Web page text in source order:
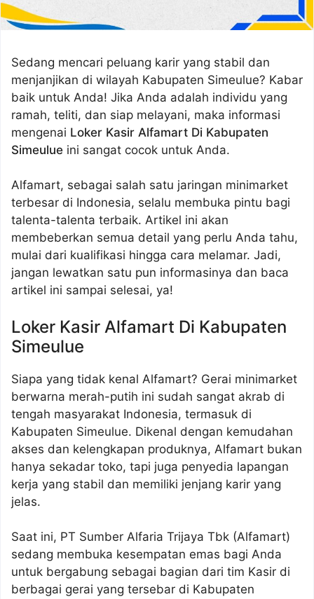
Sedang mencari peluang karir yang stabil dan
menjanjikan di wilayah Kabupaten Simeulue? Kabar
baik untuk Anda! Jika Anda adalah individu yang
ramah, teliti, dan siap melayani, maka informasi
mengenai Loker Kasir Alfamart Di Kabupaten
Simeulue ini sangat cocok untuk Anda.
Alfamart, sebagai salah satu jaringan minimarket
terbesar di Indonesia, selalu membuka pintu bagi
talenta-talenta terbaik. Artikel ini akan
membeberkan semua detail yang perlu Anda tahu,
mulai dari kualifikasi hingga cara melamar. Jadi,
jangan lewatkan satu pun informasinya dan baca
artikel ini sampai selesai, ya!
Loker Kasir Alfamart Di Kabupaten
Simeulue
Siapa yang tidak kenal Alfamart? Gerai minimarket
berwarna merah-putih ini sudah sangat akrab di
tengah masyarakat Indonesia, termasuk di
Kabupaten Simeulue. Dikenal dengan kemudahan
akses dan kelengkapan produknya, Alfamart bukan
hanya sekadar toko, tapi juga penyedia lapangan
kerja yang stabil dan memiliki jenjang karir yang
jelas.
Saat ini, PT Sumber Alfaria Trijaya Tbk (Alfamart)
sedang membuka kesempatan emas bagi Anda
untuk bergabung sebagai bagian dari tim Kasir di
berbagai gerai yang tersebar di Kabupaten